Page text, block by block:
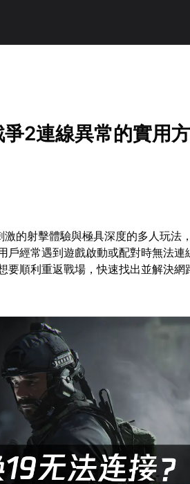
2連線異常的實用
激的射擊體驗與極具深度的多人玩法
戶經常遇到遊戲啟動或配對時無法連
要順利重返戰場，快速找出並解決網